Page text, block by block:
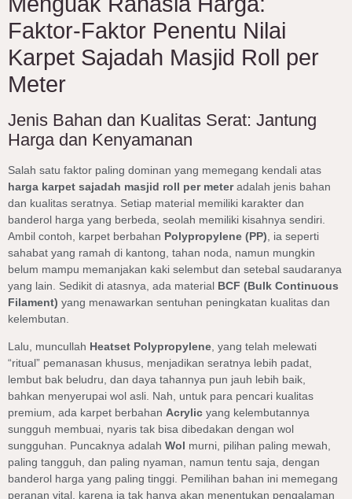
Faktor-Faktor Penentu Nilai
Karpet Sajadah Masjid Roll per
Meter
Jenis Bahan dan Kualitas Serat: Jantung
Harga dan Kenyamanan
Salah satu faktor paling dominan yang memegang kendali atas
harga karpet sajadah masjid roll per meteradalah jenis bahan
dan kualitas seratnya. Setiap material memiliki karakter dan
banderol harga yang berbeda, seolah memiliki kisahnya sendiri.
Ambil contoh, karpet berbahan Polypropylene (PP) , ia seperti
sahabat yang ramah di kantong, tahan noda, namun mungkin
belum mampu memanjakan kaki selembut dan setebal saudaranya
yang lain. Sedikit di atasnya, ada material BCF (Bulk Continuous
Filament) yang menawarkan sentuhan peningkatan kualitas dan
kelembutan.
Lalu, muncullah Heatset Polypropylene , yang telah melewati
“ritual” pemanasan khusus, menjadikan seratnya lebih padat,
lembut bak beludru, dan daya tahannya pun jauh lebih baik,
bahkan menyerupai wol asli. Nah, untuk para pencari kualitas
premium, ada karpet berbahan Acrylic yang kelembutannya
sungguh membuai, nyaris tak bisa dibedakan dengan wol
sungguhan. Puncaknya adalah Wol murni, pilihan paling mewah,
paling tangguh, dan paling nyaman, namun tentu saja, dengan
banderol harga yang paling tinggi. Pemilihan bahan ini memegang
peranan vital, karena ia tak hanya akan menentukan pengalaman